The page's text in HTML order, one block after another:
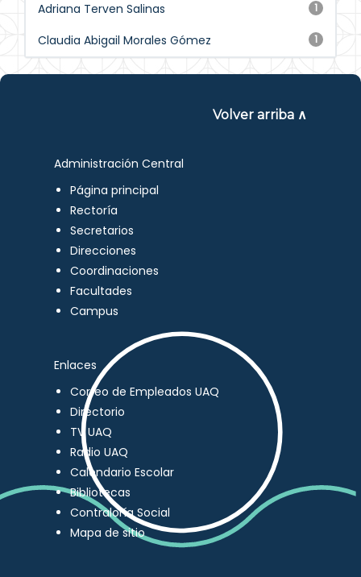
1
Adriana Terven Salinas
1
Claudia Abigail Morales Gómez
Volver arriba ∧
Administración Central
Página principal
Rectoría
Secretarios
Direcciones
Coordinaciones
Facultades
Campus
Enlaces
Correo de Empleados UAQ
Directorio
TV UAQ
Radio UAQ
Calendario Escolar
Bibliotecas
Contraloría Social
Mapa de sitio